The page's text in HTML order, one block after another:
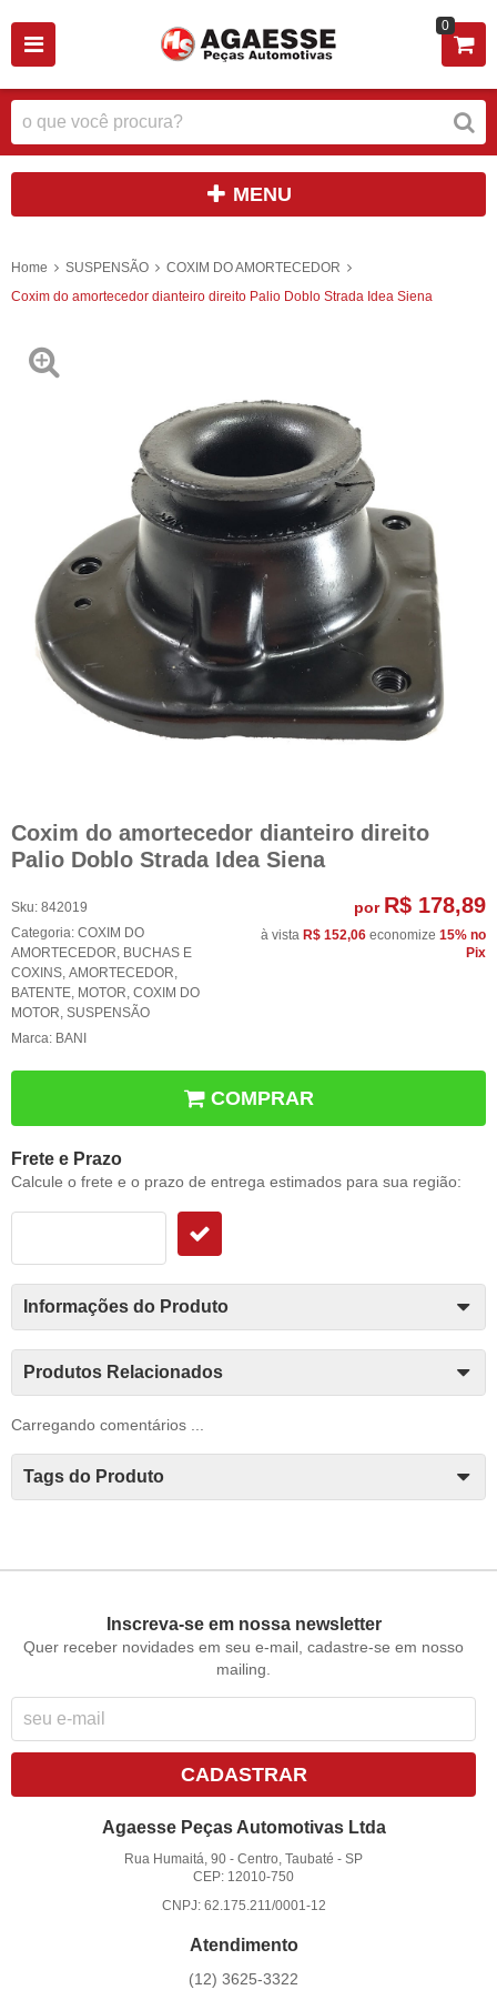
0
MENU
Home SUSPENSÃO
COXIM DO AMORTECEDOR
Coxim do amortecedor dianteiro direito Palio Doblo Strada Idea Siena
Coxim do amortecedor dianteiro direito
Palio Doblo Strada Idea Siena
Sku: 842019
Categoria: COXIM DO
AMORTECEDOR, BUCHAS E
COXINS, AMORTECEDOR,
BATENTE, MOTOR, COXIM DO
MOTOR, SUSPENSÃO
Marca: BANI
por R$ 178,89
à vista R$ 152,06 economize 15% no
Pix
COMPRAR
Frete e Prazo
Calcule o frete e o prazo de entrega estimados para sua região:
Informações do Produto
Produtos Relacionados
Carregando comentários ...
Tags do Produto
Inscreva-se em nossa newsletter
Quer receber novidades em seu e-mail, cadastre-se em nosso
mailing.
CADASTRAR
Agaesse Peças Automotivas Ltda
Rua Humaitá, 90 -Centro, Taubaté -SP
CEP: 12010-750
CNPJ: 62.175.211/0001-12
Atendimento
(12) 3625-3322